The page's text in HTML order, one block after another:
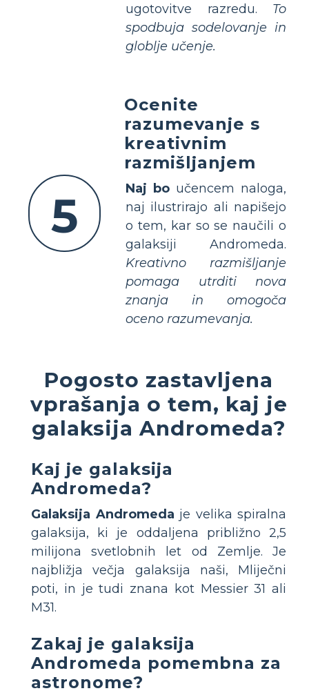
ugotovitve razredu. To
spodbuja sodelovanje in
globlje učenje.
5
Ocenite
razumevanje s
kreativnim
razmišljanjem
Naj bo učencem naloga,
naj ilustrirajo ali napišejo
o tem, kar so se naučili o
galaksiji Andromeda.
Kreativno razmišljanje
pomaga utrditi nova
znanja in omogoča
oceno razumevanja.
Pogosto zastavljena
vprašanja o tem, kaj je
galaksija Andromeda?
Kaj je galaksija
Andromeda?
Galaksija Andromeda je velika spiralna
galaksija, ki je oddaljena približno 2,5
milijona svetlobnih let od Zemlje. Je
najbližja večja galaksija naši, Mliječni
poti, in je tudi znana kot Messier 31 ali
M31.
Zakaj je galaksija
Andromeda pomembna za
astronome?